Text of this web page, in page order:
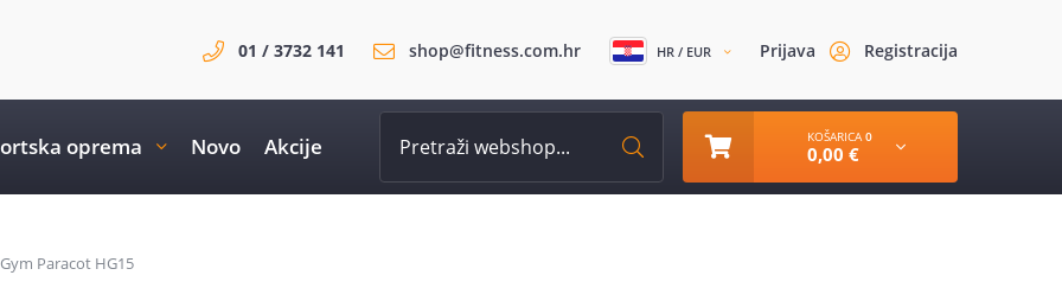
01 / 3732 141 shop@fitness.com.hr HR / EUR Prijava Registracija
oprema Novo Akcije KOŠARICA 0
0,00 €
Paracot HG15